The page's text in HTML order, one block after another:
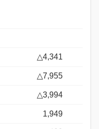
△4,341
△7,955
△3,994
1,949